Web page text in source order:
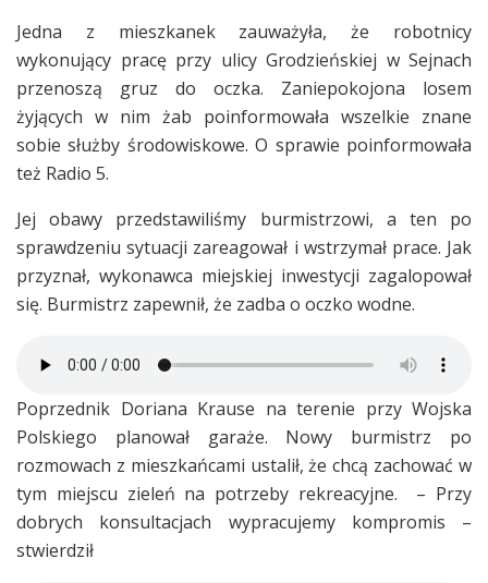
Jedna z mieszkanek zauważyła, że robotnicy
wykonujący pracę przy ulicy Grodzieńskiej w Sejnach
przenoszą gruz do oczka. Zaniepokojona losem
żyjących w nim żab poinformowała wszelkie znane
sobie służby środowiskowe. O sprawie poinformowała
też Radio 5.
Jej obawy przedstawiliśmy burmistrzowi, a ten po
sprawdzeniu sytuacji zareagował i wstrzymał prace. Jak
przyznał, wykonawca miejskiej inwestycji zagalopował
się. Burmistrz zapewnił, że zadba o oczko wodne.
Poprzednik Doriana Krause na terenie przy Wojska
Polskiego planował garaże. Nowy burmistrz po
rozmowach z mieszkańcami ustalił, że chcą zachować w
tym miejscu zieleń na potrzeby rekreacyjne. – Przy
dobrych konsultacjach wypracujemy kompromis –
stwierdził